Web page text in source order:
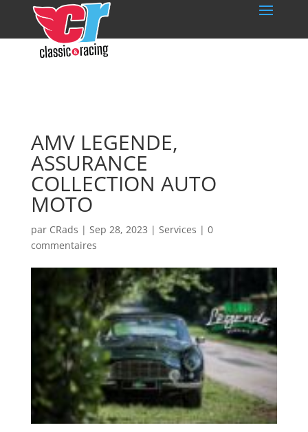
AMV LEGENDE,
ASSURANCE
COLLECTION AUTO
MOTO
par CRads | Sep 28, 2023 | Services | 0
commentaires